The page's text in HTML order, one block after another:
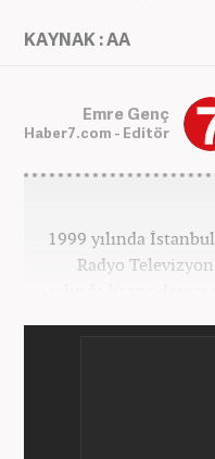
KAYNAK : AA
Emre Genç
Haber7.com - Editör
1999 yılında
Radyo
yılında lisans